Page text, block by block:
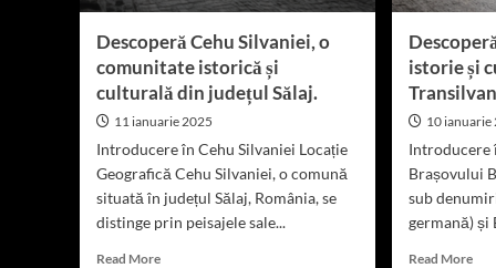
Descoperă Cehu Silvaniei, o
comunitate istorică și
culturală din județul Sălaj.
11 ianuarie 2025
Introducere în Cehu Silvaniei Locație
Geografică Cehu Silvaniei, o comună
situată în județul Sălaj, România, se
distinge prin peisajele sale...
Read MoreRead
istorie și
10 ianuarie
Introducere
Brașovului
sub
germană) și
Read MoreRead